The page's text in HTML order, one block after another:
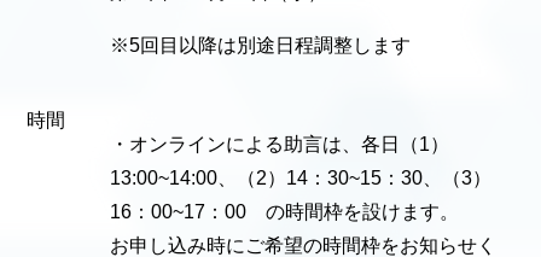
※5回目以降は別途日程調整します
時間
・オンラインによる助言は、各日（1）
13:00~14:00、（2）14：30~15：30、（3）
16：00~17：00 の時間枠を設けます。
お申し込み時にご希望の時間枠をお知らせく